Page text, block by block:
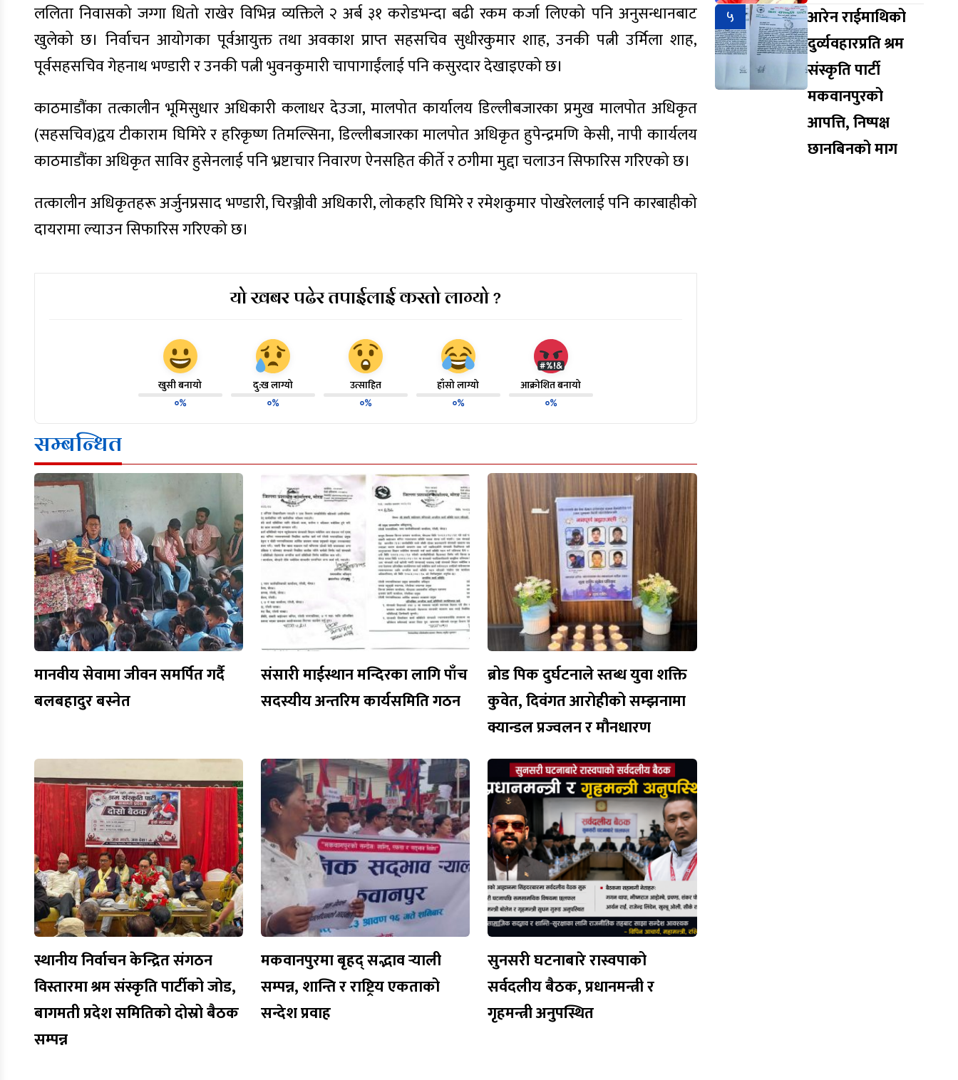
ललिता निवासको जग्गा धितो राखेर विभिन्न व्यक्तिले २ अर्ब ३१ करोडभन्दा बढी रकम कर्जा लिएको पनि अनुसन्धानबाट
खुलेको छ। निर्वाचन आयोगका पूर्वआयुक्त तथा अवकाश प्राप्त सहसचिव सुधीरकुमार शाह, उनकी पत्नी उर्मिला शाह,
पूर्वसहसचिव गेहनाथ भण्डारी र उनकी पत्नी भुवनकुमारी चापागाईंलाई पनि कसुरदार देखाइएको छ।
काठमाडौंका तत्कालीन भूमिसुधार अधिकारी कलाधर देउजा, मालपोत कार्यालय डिल्लीबजारका प्रमुख मालपोत अधिकृत
(सहसचिव)द्वय टीकाराम घिमिरे र हरिकृष्ण तिमल्सिना, डिल्लीबजारका मालपोत अधिकृत हुपेन्द्रमणि केसी, नापी काार्यलय
काठमाडौंका अधिकृत साविर हुसेनलाई पनि भ्रष्टाचार निवारण ऐनसहित कीर्ते र ठगीमा मुद्दा चलाउन सिफारिस गरिएको छ।
तत्कालीन अधिकृतहरू अर्जुनप्रसाद भण्डारी, चिरञ्जीवी अधिकारी, लोकहरि घिमिरे र रमेशकुमार पोखरेललाई पनि कारबाहीको
दायरामा ल्याउन सिफारिस गरिएको छ।
यो खबर पढेर तपाईलाई कस्तो लाग्यो ?
खुसी बनायो
०%
दु:ख लाग्यो
०%
उत्साहित
०%
हाँसो लाग्यो
०%
आक्रोशित बनायो
०%
सम्बन्धित
मानवीय सेवामा जीवन समर्पित गर्दै
बलबहादुर बस्नेत
संसारी माईस्थान मन्दिरका लागि पाँच
सदस्यीय अन्तरिम कार्यसमिति गठन
ब्रोड पिक दुर्घटनाले स्तब्ध युवा शक्ति
कुवेत, दिवंगत आरोहीको सम्झनामा
क्यान्डल प्रज्वलन र मौनधारण
स्थानीय निर्वाचन केन्द्रित संगठन
विस्तारमा श्रम संस्कृति पार्टीको जोड,
बागमती प्रदेश समितिको दोस्रो बैठक
सम्पन्न
मकवानपुरमा बृहद् सद्भाव र्‍याली
सम्पन्न, शान्ति र राष्ट्रिय एकताको
सन्देश प्रवाह
सुनसरी घटनाबारे रास्वपाको
सर्वदलीय बैठक, प्रधानमन्त्री र
गृहमन्त्री अनुपस्थित
५
आरेन राईमाथिको
दुर्व्यवहारप्रति श्रम
संस्कृति पार्टी
मकवानपुरको
आपत्ति, निष्पक्ष
छानबिनको माग